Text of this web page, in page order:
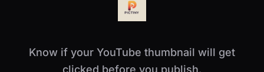
Know if your YouTube thumbnail will get
clicked before you publish.